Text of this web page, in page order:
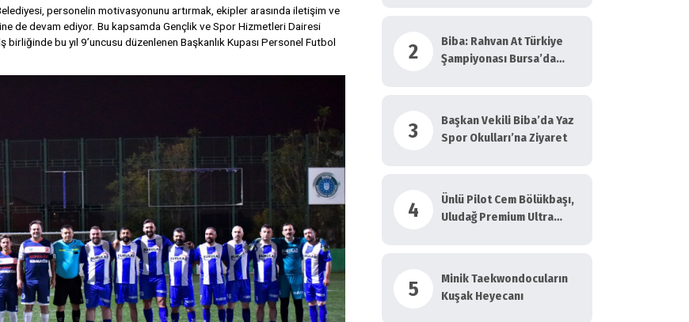
personelin motivasyonunu artırmak, ekipler arasında iletişim ve
de devam ediyor. Bu kapsamda Gençlik ve Spor Hizmetleri Dairesi
birliğinde bu yıl 9’uncusu düzenlenen Başkanlık Kupası Personel Futbol
2
Biba: Rahvan At Türkiye
Şampiyonası Bursa’da
3
Başkan Vekili Biba’da Yaz
Spor Okulları’na Ziyaret
4
Ünlü Pilot Cem Bölükbaşı,
Uludağ Premium Ultra
5
Minik Taekwondocuların
Kuşak Heyecanı